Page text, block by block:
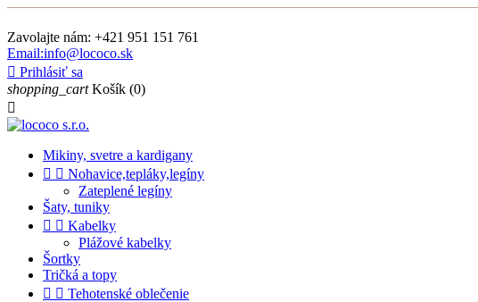
Zavolajte nám: +421 951 151 761
Email:info@lococo.sk
 Prihlásiť sa
shopping_cart Košík (0)

Mikiny, svetre a kardigany
  Nohavice,tepláky,legíny
Zateplené legíny
Šaty, tuniky
  Kabelky
Plážové kabelky
Šortky
Tričká a topy
  Tehotenské oblečenie